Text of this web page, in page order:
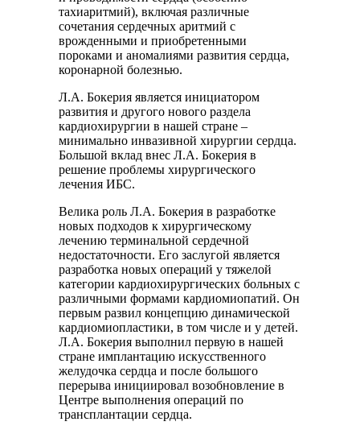
тахиаритмий), включая различные
сочетания сердечных аритмий с
врожденными и приобретенными
пороками и аномалиями развития сердца,
коронарной болезнью.
Л.А. Бокерия является инициатором
развития и другого нового раздела
кардиохирургии в нашей стране –
минимально инвазивной хирургии сердца.
Большой вклад внес Л.А. Бокерия в
решение проблемы хирургического
лечения ИБС.
Велика роль Л.А. Бокерия в разработке
новых подходов к хирургическому
лечению терминальной сердечной
недостаточности. Его заслугой является
разработка новых операций у тяжелой
категории кардиохирургических больных с
различными формами кардиомиопатий. Он
первым развил концепцию динамической
кардиомиопластики, в том числе и у детей.
Л.А. Бокерия выполнил первую в нашей
стране имплантацию искусственного
желудочка сердца и после большого
перерыва инициировал возобновление в
Центре выполнения операций по
трансплантации сердца.